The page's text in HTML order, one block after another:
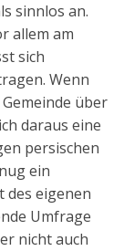
sinnlos an.
allem am
sich
Wenn
über
daraus eine
persischen
ein
des eigenen
Umfrage
nicht auch